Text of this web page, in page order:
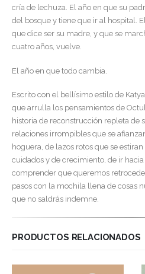
cría de lechuza. El año en que su
del bosque y tiene que ir al hospital.
que dice ser su madre, y que se
cuatro años, vuelve.
El año en que todo cambia.
Escrito con el bellísimo estilo de
que arrulla los pensamientos de
historia de reconstrucción repleta de
relaciones irrompibles que se
hoguera, de lazos rotos que se
cuidados y de crecimiento, de ir
comprender que queremos
pasos con la mochila llena de cosas
que no saldrás indemne.
PRODUCTOS RELACIONADOS